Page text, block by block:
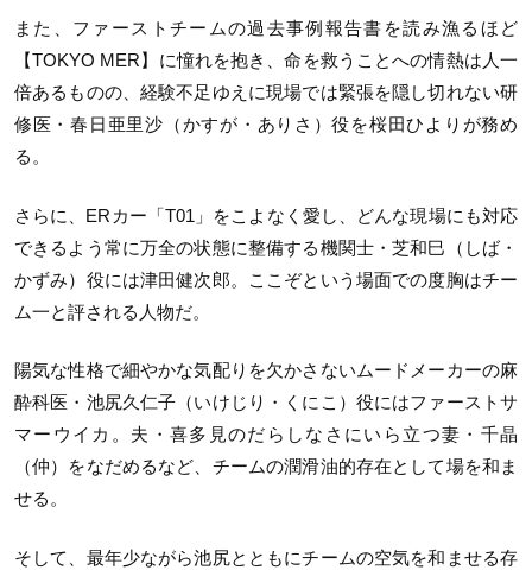
また、ファーストチームの過去事例報告書を読み漁るほど
【TOKYO MER】に憧れを抱き、命を救うことへの情熱は人一
倍あるものの、経験不足ゆえに現場では緊張を隠し切れない研
修医・春日亜里沙（かすが・ありさ）役を桜田ひよりが務め
る。
さらに、ERカー「T01」をこよなく愛し、どんな現場にも対応
できるよう常に万全の状態に整備する機関士・芝和巳（しば・
かずみ）役には津田健次郎。ここぞという場面での度胸はチー
ム一と評される人物だ。
陽気な性格で細やかな気配りを欠かさないムードメーカーの麻
酔科医・池尻久仁子（いけじり・くにこ）役にはファーストサ
マーウイカ。夫・喜多見のだらしなさにいら立つ妻・千晶
（仲）をなだめるなど、チームの潤滑油的存在として場を和ま
せる。
そして、最年少ながら池尻とともにチームの空気を和ませる存